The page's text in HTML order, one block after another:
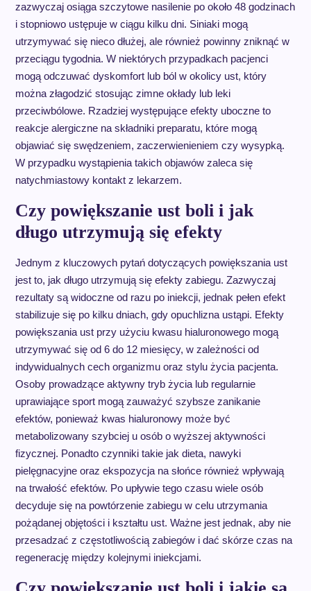
zazwyczaj osiąga szczytowe nasilenie po około 48 godzinach
i stopniowo ustępuje w ciągu kilku dni. Siniaki mogą
utrzymywać się nieco dłużej, ale również powinny zniknąć w
przeciągu tygodnia. W niektórych przypadkach pacjenci
mogą odczuwać dyskomfort lub ból w okolicy ust, który
można złagodzić stosując zimne okłady lub leki
przeciwbólowe. Rzadziej występujące efekty uboczne to
reakcje alergiczne na składniki preparatu, które mogą
objawiać się swędzeniem, zaczerwienieniem czy wysypką.
W przypadku wystąpienia takich objawów zaleca się
natychmiastowy kontakt z lekarzem.
Czy powiększanie ust boli i jak
długo utrzymują się efekty
Jednym z kluczowych pytań dotyczących powiększania ust
jest to, jak długo utrzymują się efekty zabiegu. Zazwyczaj
rezultaty są widoczne od razu po iniekcji, jednak pełen efekt
stabilizuje się po kilku dniach, gdy opuchlizna ustąpi. Efekty
powiększania ust przy użyciu kwasu hialuronowego mogą
utrzymywać się od 6 do 12 miesięcy, w zależności od
indywidualnych cech organizmu oraz stylu życia pacjenta.
Osoby prowadzące aktywny tryb życia lub regularnie
uprawiające sport mogą zauważyć szybsze zanikanie
efektów, ponieważ kwas hialuronowy może być
metabolizowany szybciej u osób o wyższej aktywności
fizycznej. Ponadto czynniki takie jak dieta, nawyki
pielęgnacyjne oraz ekspozycja na słońce również wpływają
na trwałość efektów. Po upływie tego czasu wiele osób
decyduje się na powtórzenie zabiegu w celu utrzymania
pożądanej objętości i kształtu ust. Ważne jest jednak, aby nie
przesadzać z częstotliwością zabiegów i dać skórze czas na
regenerację między kolejnymi iniekcjami.